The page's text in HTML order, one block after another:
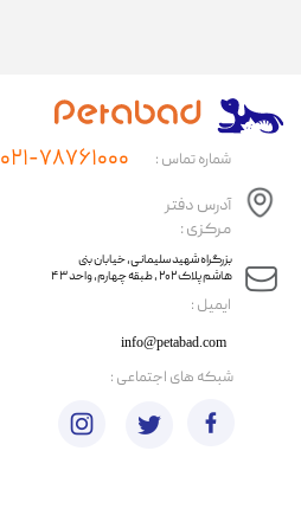
​ایمیل :
آدرس دفتر
مرکزی :
info@petabad.com
​​بزرگراه شهید سلیمانی، خیابان بنی
هاشم پلاک ۲۰۲ ، طبقه چهارم، واحد ۴۳
شماره تماس : ۰۲۱-۷۸۷۶۱۰۰۰
​شبکه های اجتماعی :